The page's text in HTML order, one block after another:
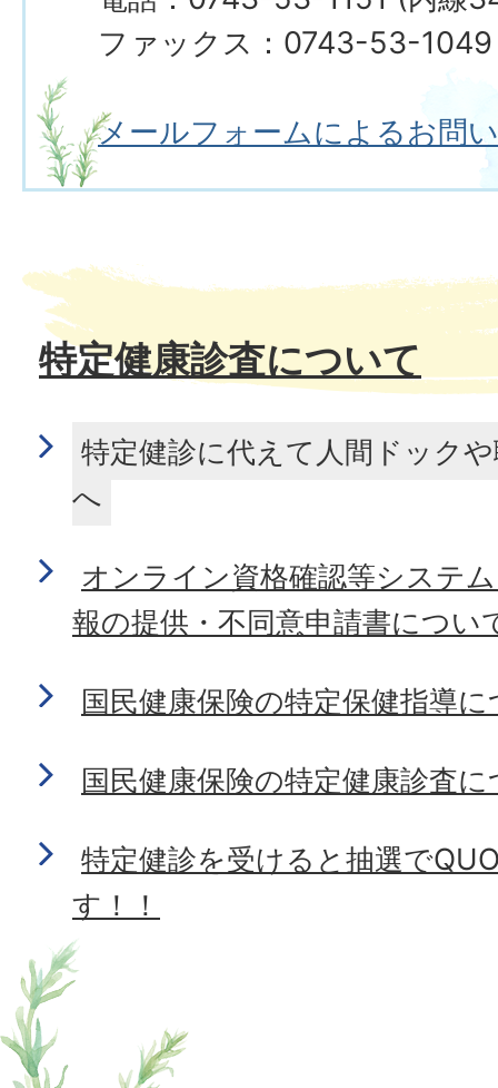
ファックス：0743-53-1049
メールフォームによるお問
特定健康診査について
特定健診に代えて人間ドック
へ
オンライン資格確認等システ
報の提供・不同意申請書につい
国民健康保険の特定保健指導
国民健康保険の特定健康診査
特定健診を受けると抽選で
す！！